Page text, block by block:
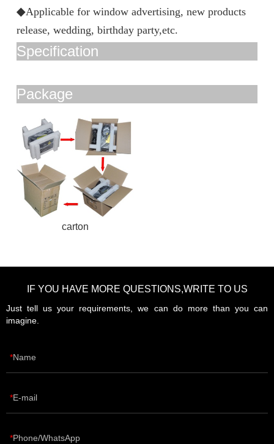
◆Applicable for window advertising, new products
release, wedding, birthday party,etc.
Specification
Package
carton
IF YOU HAVE MORE QUESTIONS,WRITE TO US
Just tell us your requirements, we can do more than you can
imagine.
Name
E-mail
Phone/WhatsApp